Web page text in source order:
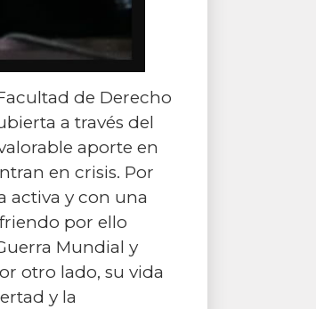
de Derecho
a través del
aporte en
en crisis. Por
activa y con una
por ello
Mundial y
otro lado, su vida
y la